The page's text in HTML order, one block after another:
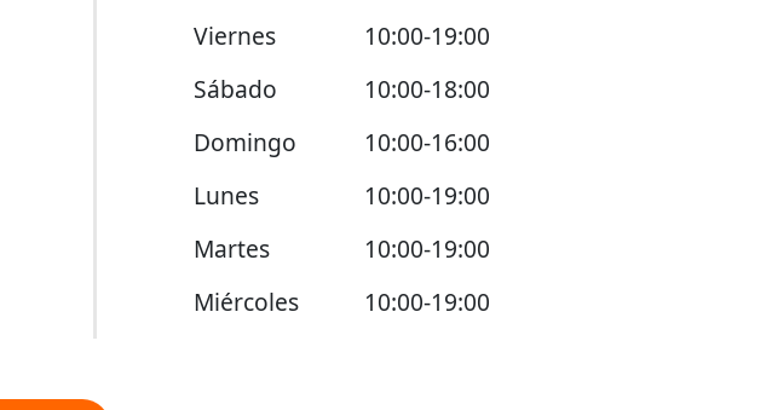
Viernes
10:00-19:00
Sábado
10:00-18:00
Domingo
10:00-16:00
Lunes
10:00-19:00
Martes
10:00-19:00
Miércoles
10:00-19:00